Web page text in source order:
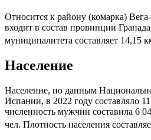
Относится к району (комарка)
входит в состав провинции Гранада
муниципалитета составляет 14,15
Население
Население, по данным
Испании, в 2022 году составляло
численность мужчин составила 6
чел. Плотность населения